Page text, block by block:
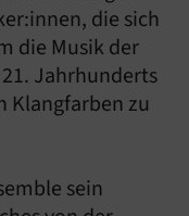
die sich
die Musik der
Jahrhunderts
Klangfarben zu
sein